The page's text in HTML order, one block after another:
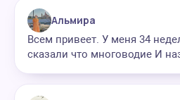
Альмира
Всем привеет. У меня 34
сказали что многоводие И